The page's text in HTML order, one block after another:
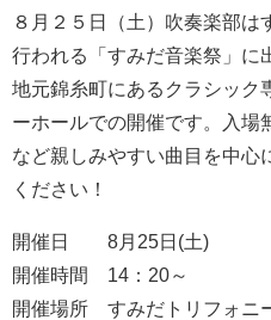
８月２５日（土）吹奏楽部は
行われる「すみだ音楽祭」に
地元錦糸町にあるクラシック
ーホールでの開催です。入場
など親しみやすい曲目を中心
ください！
開催日 8月25日(土)
開催時間 14：20～
開催場所 すみだトリフォニ